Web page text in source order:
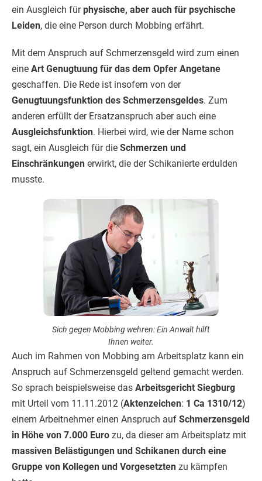
ein Ausgleich fürphysische, aber auch für psychische
Leiden, die eine Person durch Mobbing erfährt.
Mit dem Anspruch auf Schmerzensgeld wird zum einen
eine Art Genugtuung für das dem Opfer Angetane
geschaffen. Die Rede ist insofern von der
Genugtuungsfunktion des Schmerzensgeldes. Zum
anderen erfüllt der Ersatzanspruch aber auch eine
Ausgleichsfunktion. Hierbei wird, wie der Name schon
sagt, ein Ausgleich für die Schmerzen und
Einschränkungen erwirkt, die der Schikanierte erdulden
musste.
Sich gegen Mobbing wehren: Ein Anwalt hilft
Ihnen weiter.
Auch im Rahmen von Mobbing am Arbeitsplatz kann ein
Anspruch auf Schmerzensgeld geltend gemacht werden.
So sprach beispielsweise das Arbeitsgericht Siegburg
mit Urteil vom 11.11.2012 (Aktenzeichen: 1 Ca 1310/12)
einem Arbeitnehmer einen Anspruch auf Schmerzensgeld
in Höhe von 7.000 Euro zu, da dieser am Arbeitsplatz mit
massiven Belästigungen und Schikanen durch eine
Gruppe von Kollegen und Vorgesetzten zu kämpfen